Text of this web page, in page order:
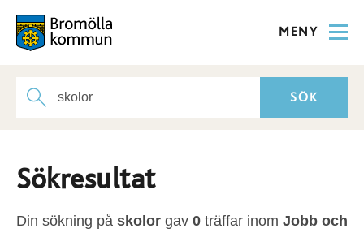
MENY
Sökresultat
Din sökning på skolor gav 0 träffar inom Jobb och